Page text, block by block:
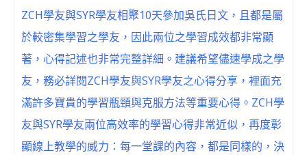
ZCH學友與SYR學友相聚10天參加吳氏日文，且都是屬
於較密集學習之學友，因此兩位之學習成效都非常顯
著，心得記述也非常完整詳細。建議希望儘速學成之學
友，務必詳閱ZCH學友與SYR學友之心得分享，裡面充
滿許多寶貴的學習瓶頸與克服方法等重要心得。ZCH學
友與SYR學友兩位高效率的學習心得非常近似，再度彰
顯線上教學的威力：每一堂課的內容，都是同樣的，決